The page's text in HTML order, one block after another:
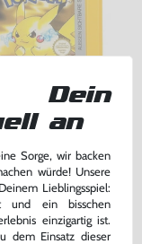
Edition
€
Warenkorb
Dein
an
Sorge, wir backen
würde! Unsere
Lieblingsspiel:
und ein bisschen
einzigartig ist.
dem Einsatz dieser